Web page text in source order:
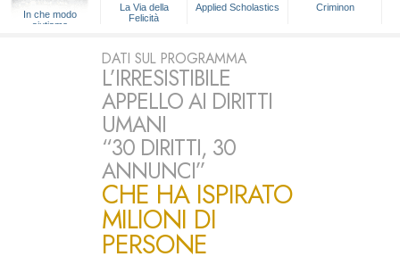
In che modo
aiutiamo
La Via della
Felicità
Applied Scholastics Criminon
DATI SUL PROGRAMMA
L’IRRESISTIBILE
APPELLO AI DIRITTI
UMANI
“30 DIRITTI, 30
ANNUNCI”
CHE HA ISPIRATO
MILIONI DI
PERSONE